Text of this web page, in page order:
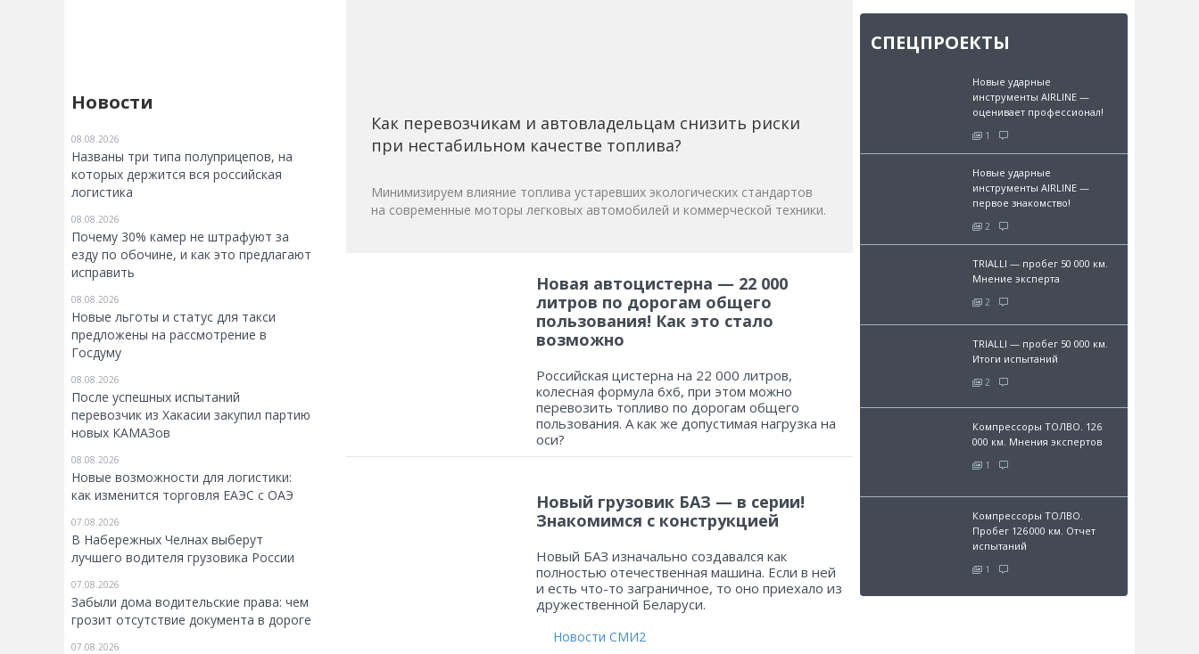
Новости
08.08.2026
Названы три типа полуприцепов, на
которых держится вся российская
логистика
08.08.2026
Почему 30% камер не штрафуют за
езду по обочине, и как это предлагают
исправить
08.08.2026
Новые льготы и статус для такси
предложены на рассмотрение в
Госдуму
08.08.2026
После успешных испытаний
перевозчик из Хакасии закупил партию
новых КАМАЗов
08.08.2026
Новые возможности для логистики:
как изменится торговля ЕАЭС с ОАЭ
07.08.2026
В Набережных Челнах выберут
лучшего водителя грузовика России
07.08.2026
Забыли дома водительские права: чем
грозит отсутствие документа в дороге
07.08.2026
Как перевозчикам и автовладельцам снизить риски
при нестабильном качестве топлива?
Минимизируем влияние топлива устаревших экологических стандартов
на современные моторы легковых автомобилей и коммерческой техники.
Новая автоцистерна — 22 000
литров по дорогам общего
пользования! Как это стало
возможно
Российская цистерна на 22 000 литров,
колесная формула 6х6, при этом можно
перевозить топливо по дорогам общего
пользования. А как же допустимая нагрузка на
оси?
Новый грузовик БАЗ — в серии!
Знакомимся с конструкцией
Новый БАЗ изначально создавался как
полностью отечественная машина. Если в ней
и есть что-то заграничное, то оно приехало из
дружественной Беларуси.
Новости СМИ2
СПЕЦПРОЕКТЫ
Новые ударные
инструменты AIRLINE —
оценивает профессионал!
1
Новые ударные
инструменты AIRLINE —
первое знакомство!
2
TRIALLI — пробег 50 000 км.
Мнение эксперта
2
TRIALLI — пробег 50 000 км.
Итоги испытаний
2
Компрессоры ТОЛВО. 126
000 км. Мнения экспертов
1
Компрессоры ТОЛВО.
Пробег 126 000 км. Отчет
испытаний
1